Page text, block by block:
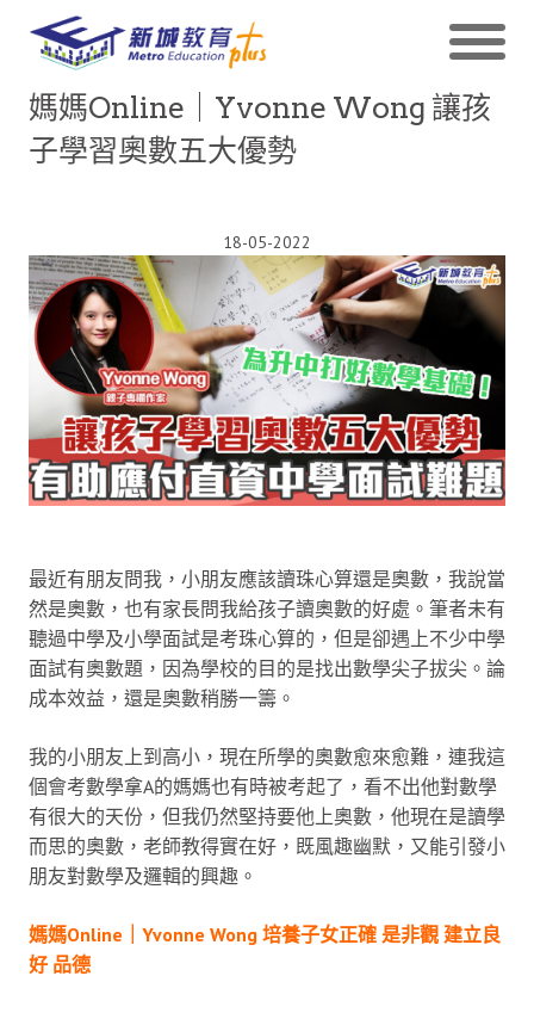
媽媽Online｜Yvonne Wong 讓孩
子學習奧數五大優勢
18-05-2022
最近有朋友問我，小朋友應該讀珠心算還是奧數，我說當
然是奧數，也有家長問我給孩子讀奧數的好處。筆者未有
聽過中學及小學面試是考珠心算的，但是卻遇上不少中學
面試有奧數題，因為學校的目的是找出數學尖子拔尖。論
成本效益，還是奧數稍勝一籌。
我的小朋友上到高小，現在所學的奧數愈來愈難，連我這
個會考數學拿A的媽媽也有時被考起了，看不出他對數學
有很大的天份，但我仍然堅持要他上奧數，他現在是讀學
而思的奧數，老師教得實在好，既風趣幽默，又能引發小
朋友對數學及邏輯的興趣。
媽媽Online｜Yvonne Wong 培養子女正確 是非觀 建立良
好 品德